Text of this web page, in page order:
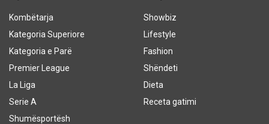
Kombëtarja
Kategoria Superiore
Kategoria e Parë
Premier League
La Liga
Serie A
Shumësportësh
Showbiz
Lifestyle
Fashion
Shëndeti
Dieta
Receta gatimi